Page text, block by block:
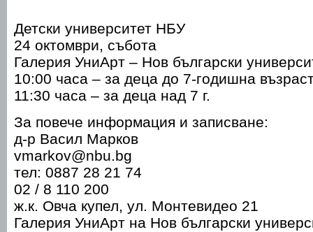
Детски университет НБУ
24 октомври, събота
Галерия УниАрт – Нов български
10:00 часа – за деца до 7-годишна
11:30 часа – за деца над 7 г.
За повече информация и записване:
д-р Васил Марков
vmarkov@nbu.bg
тел: 0887 28 21 74
02 / 8 110 200
ж.к. Овча купел, ул. Монтевидео 21
Галерия УниАрт на Нов български